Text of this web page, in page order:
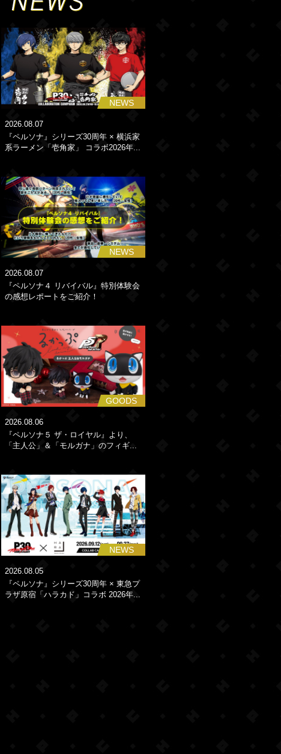
NEWS
2026.08.07
『ペルソナ』シリーズ30周年 × 横浜家
系ラーメン「壱角家」 コラボ2026年...
NEWS
2026.08.07
『ペルソナ４ リバイバル』特別体験会
の感想レポートをご紹介！
GOODS
2026.08.06
『ペルソナ５ ザ・ロイヤル』より、
「主人公」＆「モルガナ」のフィギ...
NEWS
2026.08.05
『ペルソナ』シリーズ30周年 × 東急プ
ラザ原宿「ハラカド」コラボ 2026年...